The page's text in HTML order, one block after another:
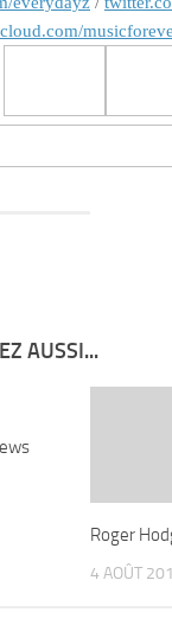
AUSSI...
Roger
4 AOÛT